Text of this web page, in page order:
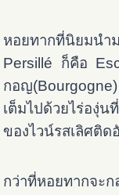
หอยทากที่นิยมน
Persillé ก็คือ
กอญ
เต็มไปด้วยไร่องุ่
ของไวน์รสเลิศติ
กว่าที่หอยทากจะ